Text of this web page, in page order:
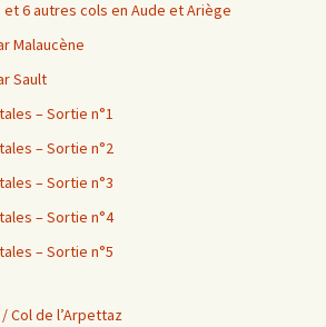
et 6 autres cols en Aude et Ariège
Malaucène
Sault
– Sortie n°1
– Sortie n°2
– Sortie n°3
– Sortie n°4
– Sortie n°5
Col de l’Arpettaz